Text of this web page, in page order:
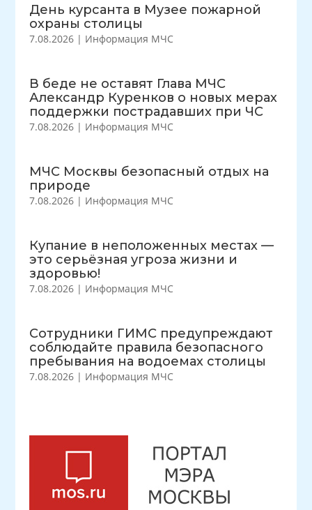
День курсанта в Музее пожарной
охраны столицы
7.08.2026 | Информация МЧС
В беде не оставят Глава МЧС
Александр Куренков о новых мерах
поддержки пострадавших при ЧС
7.08.2026 | Информация МЧС
МЧС Москвы безопасный отдых на
природе
7.08.2026 | Информация МЧС
Купание в неположенных местах —
это серьёзная угроза жизни и
здоровью!
7.08.2026 | Информация МЧС
Сотрудники ГИМС предупреждают
соблюдайте правила безопасного
пребывания на водоемах столицы
7.08.2026 | Информация МЧС